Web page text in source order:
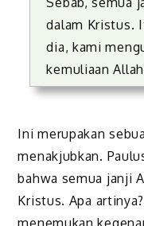
dalam Kristus.
dia, kami
kemuliaan
Ini merupakan
menakjubkan.
bahwa semua janji
Kristus. Apa
menemukan